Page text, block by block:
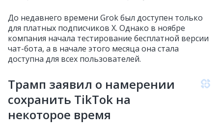
До недавнего времени Grok был доступен только
для платных подписчиков X. Однако в ноябре
компания начала тестирование бесплатной версии
чат-бота, а в начале этого месяца она стала
доступна для всех пользователей.
Трамп заявил о намерении
сохранить TikTok на
некоторое время